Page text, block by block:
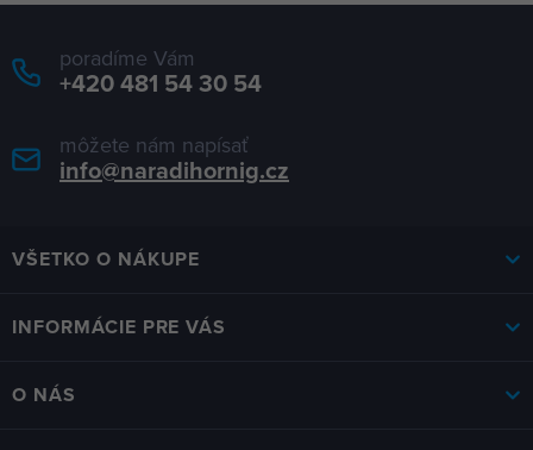
poradíme Vám
+420 481 54 30 54
môžete nám napísať
info@naradihornig.cz
VŠETKO O NÁKUPE
INFORMÁCIE PRE VÁS
O NÁS